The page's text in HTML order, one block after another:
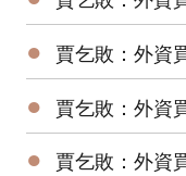
● 賈乞敗：外資買
● 賈乞敗：外資買
● 賈乞敗：外資買